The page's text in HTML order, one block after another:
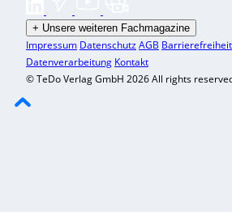
+ Unsere weiteren Fachmagazine
Impressum DatenschutzAGB Barrierefreiheit
Datenverarbeitung Kontakt
© TeDo Verlag GmbH 2026 All rights